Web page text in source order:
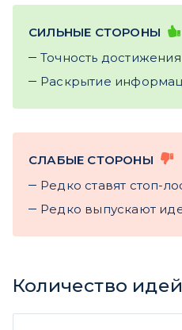
СИЛЬНЫЕ СТОРОНЫ
Точность
Раскрытие
СЛАБЫЕ СТОРОНЫ
Редко ставят стоп-
Редко выпускают
Количество идей